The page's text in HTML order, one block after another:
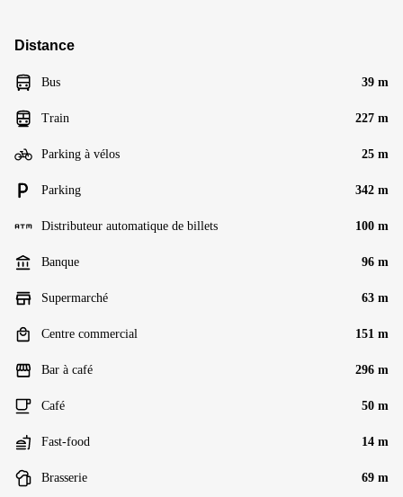
Distance
Bus 39 m
Train 227 m
Parking à vélos 25 m
Parking 342 m
Distributeur automatique de billets 100 m
Banque 96 m
Supermarché 63 m
Centre commercial 151 m
Bar à café 296 m
Café 50 m
Fast-food 14 m
Brasserie 69 m